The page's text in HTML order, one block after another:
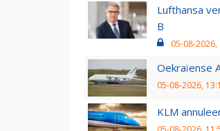
Lufthansa
B
05-08-2026,
Oekraïense
05-08-2026,
KLM